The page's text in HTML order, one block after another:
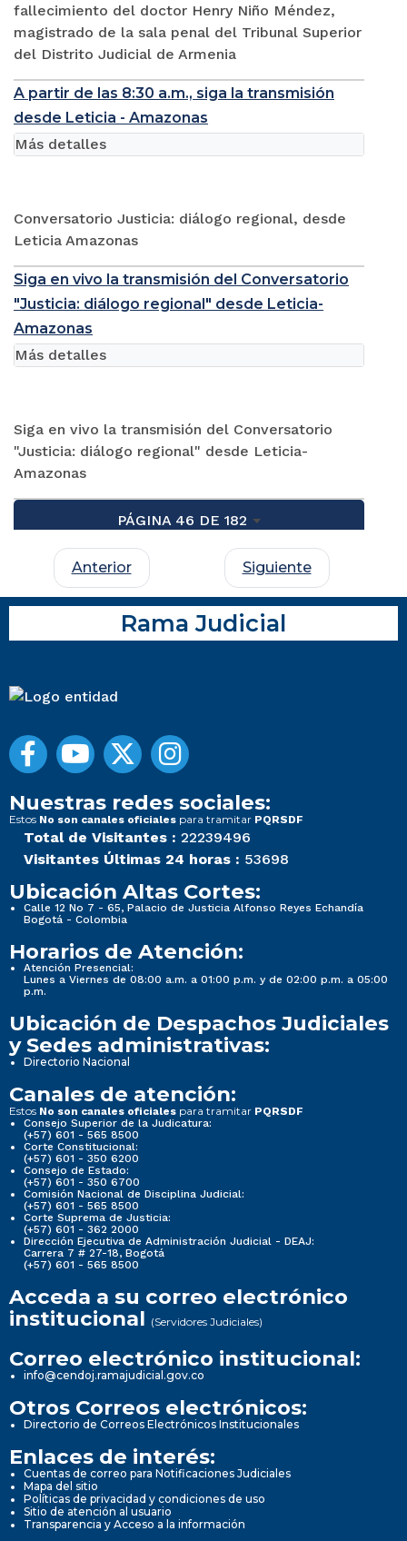
fallecimiento del doctor Henry Niño Méndez,
magistrado de la sala penal del Tribunal Superior
del Distrito Judicial de Armenia
A partir de las 8:30 a.m., siga la transmisión
desde Leticia - Amazonas
Conversatorio Justicia: diálogo regional, desde
Leticia Amazonas
Más detalles
Siga en vivo la transmisión del Conversatorio
"Justicia: diálogo regional" desde Leticia-
Amazonas
Siga en vivo la transmisión del Conversatorio
"Justicia: diálogo regional" desde Leticia-
Amazonas
Más detalles
PÁGINA 46 DE 182
Anterior Siguiente
Rama Judicial
Nuestras redes sociales:
Estos No son canales oficiales para tramitar PQRSDF
Total de Visitantes : 22239496
Visitantes Últimas 24 horas : 53698
Ubicación Altas Cortes:
Calle 12 No 7 - 65, Palacio de Justicia Alfonso Reyes Echandía
Bogotá - Colombia
Horarios de Atención:
Atención Presencial:
Lunes a Viernes de 08:00 a.m. a 01:00 p.m. y de 02:00 p.m. a 05:00
p.m.
Ubicación de Despachos Judiciales
y Sedes administrativas:
Directorio Nacional
Canales de atención:
Estos No son canales oficiales para tramitar PQRSDF
Consejo Superior de la Judicatura:
(+57) 601 - 565 8500
Corte Constitucional:
(+57) 601 - 350 6200
Consejo de Estado:
(+57) 601 - 350 6700
Comisión Nacional de Disciplina Judicial:
(+57) 601 - 565 8500
Corte Suprema de Justicia:
(+57) 601 - 362 2000
Dirección Ejecutiva de Administración Judicial - DEAJ:
Carrera 7 # 27-18, Bogotá
(+57) 601 - 565 8500
Acceda a su correo electrónico
institucional (Servidores Judiciales)
Correo electrónico institucional:
info@cendoj.ramajudicial.gov.co
Otros Correos electrónicos:
Directorio de Correos Electrónicos Institucionales
Enlaces de interés:
Cuentas de correo para Notificaciones Judiciales
Mapa del sitio
Políticas de privacidad y condiciones de uso
Sitio de atención al usuario
Transparencia y Acceso a la información